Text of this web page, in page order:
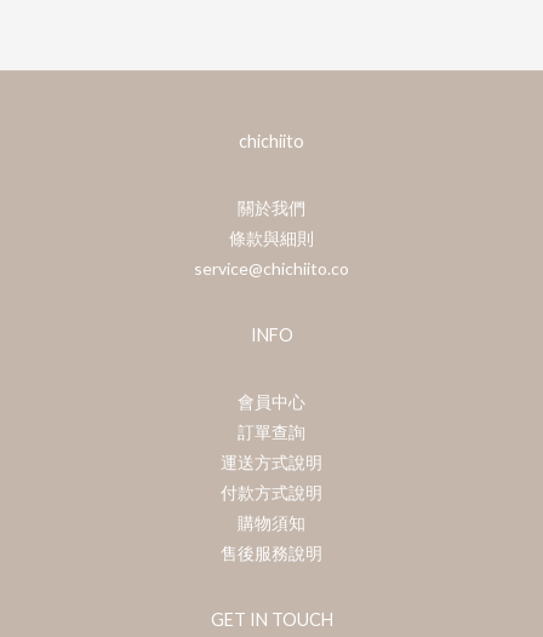
chichiito
關於我們
條款與細則
service@chichiito.co
INFO
會員中心
訂單查詢
運送方式說明
付款方式說明
購物須知
售後服務說明
GET IN TOUCH